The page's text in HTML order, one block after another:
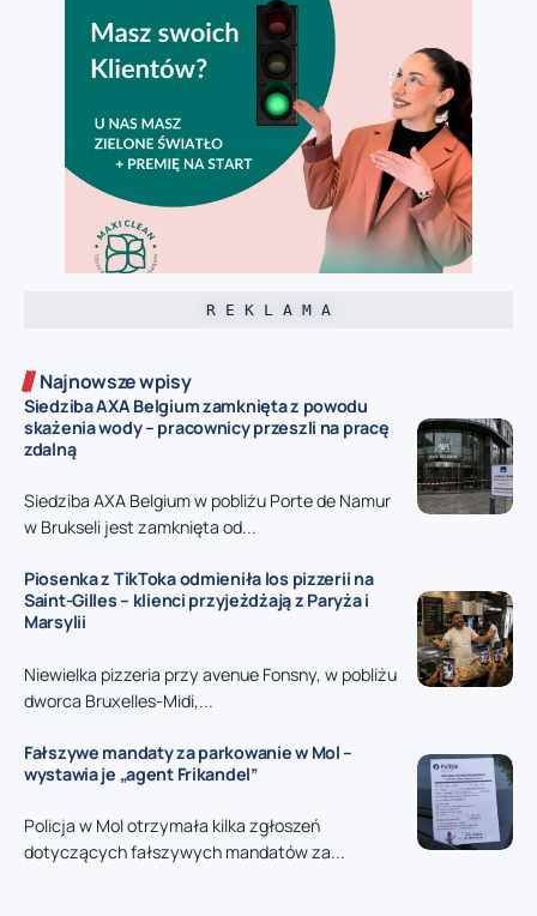
R E K L A M A
Najnowsze wpisy
Siedziba AXA Belgium zamknięta z powodu
skażenia wody – pracownicy przeszli na pracę
zdalną
Siedziba AXA Belgium w pobliżu Porte de Namur
w Brukseli jest zamknięta od...
Piosenka z TikToka odmieniła los pizzerii na
Saint-Gilles – klienci przyjeżdżają z Paryża i
Marsylii
Niewielka pizzeria przy avenue Fonsny, w pobliżu
dworca Bruxelles-Midi,...
Fałszywe mandaty za parkowanie w Mol –
wystawia je „agent Frikandel”
Policja w Mol otrzymała kilka zgłoszeń
dotyczących fałszywych mandatów za...